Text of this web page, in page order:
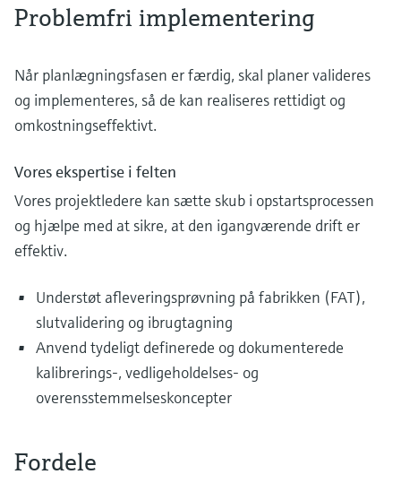
Problemfri implementering
Når planlægningsfasen er færdig, skal planer valideres
og implementeres, så de kan realiseres rettidigt og
omkostningseffektivt.
Vores ekspertise i felten
Vores projektledere kan sætte skub i opstartsprocessen
og hjælpe med at sikre, at den igangværende drift er
effektiv.
Understøt afleveringsprøvning på fabrikken (FAT),
slutvalidering og ibrugtagning
Anvend tydeligt definerede og dokumenterede
kalibrerings-, vedligeholdelses- og
overensstemmelseskoncepter
Fordele